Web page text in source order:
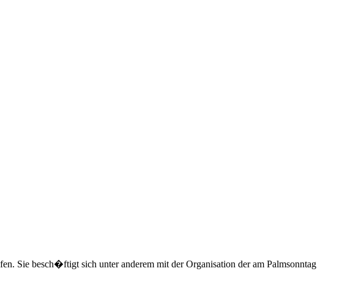
Sie besch�ftigt sich unter anderem mit der Organisation der am Palmsonntag